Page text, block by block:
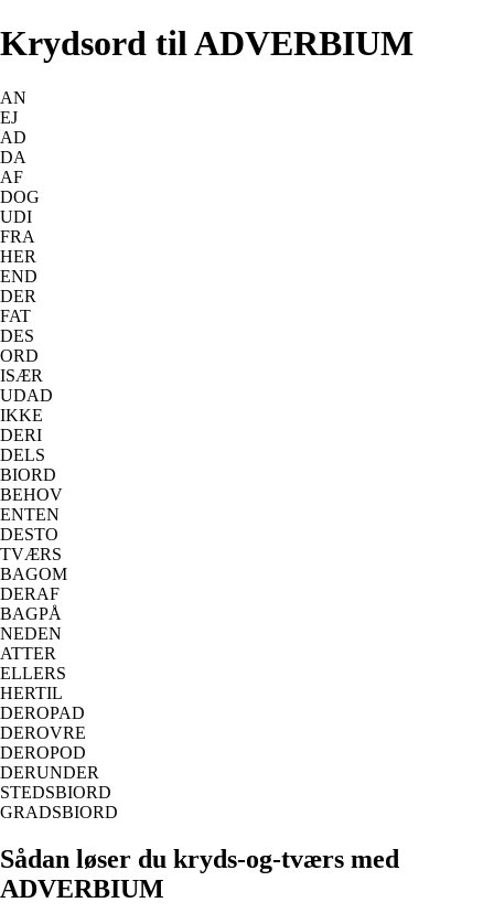
Krydsord til ADVERBIUM
AN
EJ
AD
DA
AF
DOG
UDI
FRA
HER
END
DER
FAT
DES
ORD
ISÆR
UDAD
IKKE
DERI
DELS
BIORD
BEHOV
ENTEN
DESTO
TVÆRS
BAGOM
DERAF
BAGPÅ
NEDEN
ATTER
ELLERS
HERTIL
DEROPAD
DEROVRE
DEROPOD
DERUNDER
STEDSBIORD
GRADSBIORD
Sådan løser du kryds-og-tværs med
ADVERBIUM